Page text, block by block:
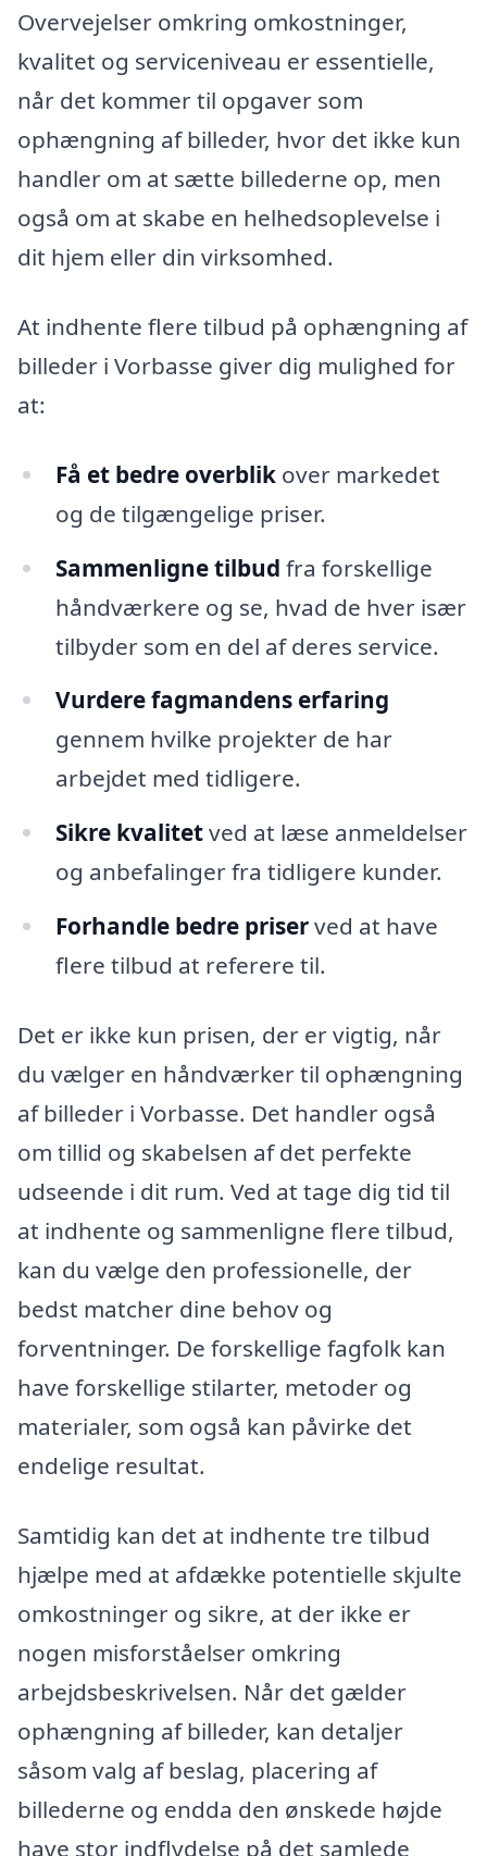
Overvejelser omkring omkostninger,
kvalitet og serviceniveau er essentielle,
når det kommer til opgaver som
ophængning af billeder, hvor det ikke kun
handler om at sætte billederne op, men
også om at skabe en helhedsoplevelse i
dit hjem eller din virksomhed.
At indhente flere tilbud på ophængning af
billeder i Vorbasse giver dig mulighed for
at:
Få et bedre overblikover markedet
og de tilgængelige priser.
Sammenligne tilbud fra forskellige
håndværkere og se, hvad de hver især
tilbyder som en del af deres service.
Vurdere fagmandens erfaring
gennem hvilke projekter de har
arbejdet med tidligere.
Sikre kvalitetved at læse anmeldelser
og anbefalinger fra tidligere kunder.
Forhandle bedre priserved at have
flere tilbud at referere til.
Det er ikke kun prisen, der er vigtig, når
du vælger en håndværker til ophængning
af billeder i Vorbasse. Det handler også
om tillid og skabelsen af det perfekte
udseende i dit rum. Ved at tage dig tid til
at indhente og sammenligne flere tilbud,
kan du vælge den professionelle, der
bedst matcher dine behov og
forventninger. De forskellige fagfolk kan
have forskellige stilarter, metoder og
materialer, som også kan påvirke det
endelige resultat.
Samtidig kan det at indhente tre tilbud
hjælpe med at afdække potentielle skjulte
omkostninger og sikre, at der ikke er
nogen misforståelser omkring
arbejdsbeskrivelsen. Når det gælder
ophængning af billeder, kan detaljer
såsom valg af beslag, placering af
billederne og endda den ønskede højde
have stor indflydelse på det samlede